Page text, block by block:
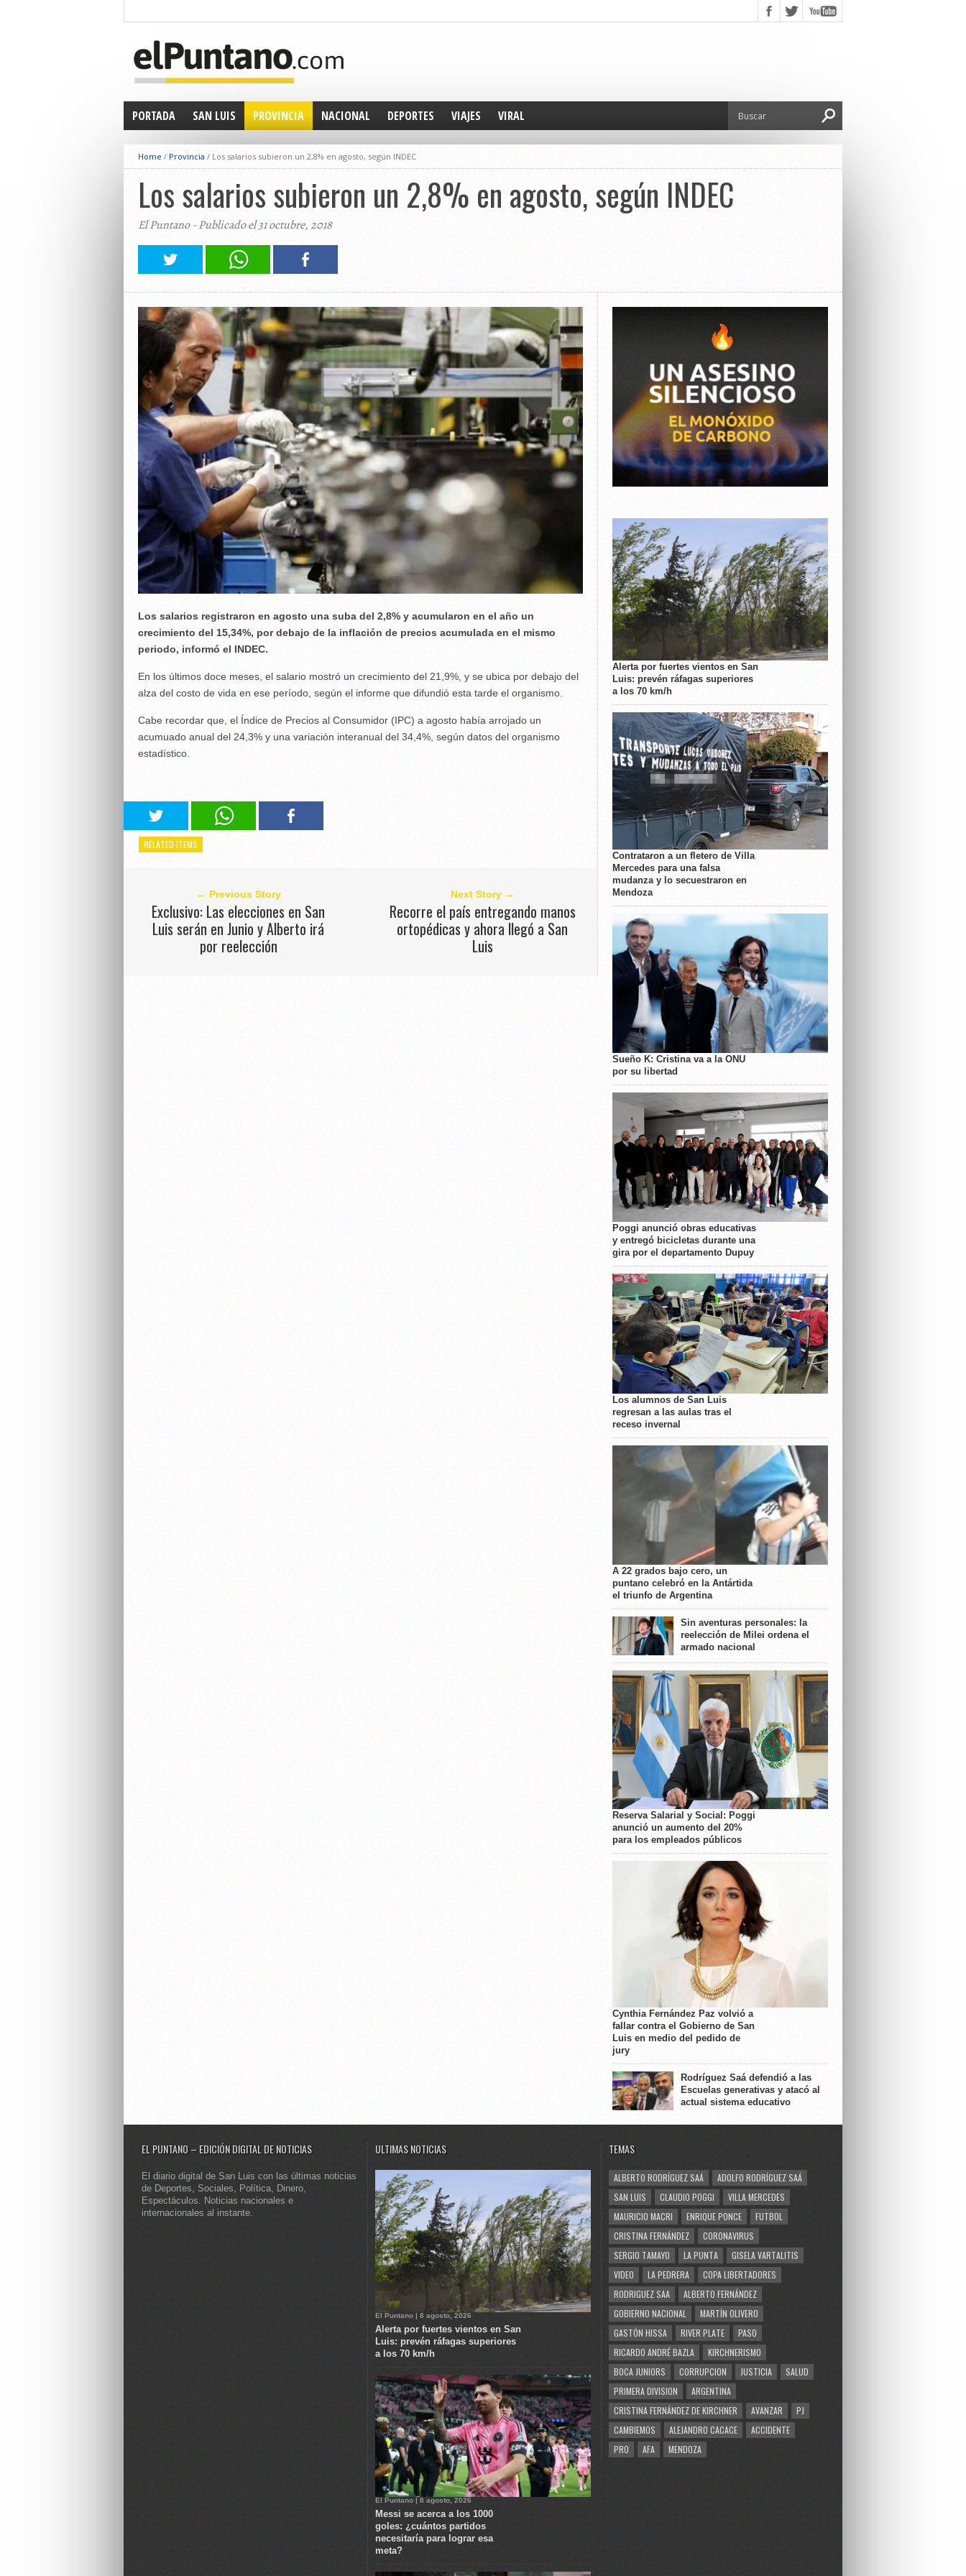
PORTADA SAN LUIS PROVINCIA NACIONAL DEPORTES VIAJES VIRAL
Home / Provincia / Los salarios subieron un 2,8% en agosto, según INDEC
Los salarios subieron un 2,8% en agosto, según INDEC
El Puntano - Publicado el 31 octubre, 2018
Los salarios registraron en agosto una suba del 2,8% y acumularon en el año un
crecimiento del 15,34%, por debajo de la inflación de precios acumulada en el mismo
periodo, informó el INDEC.
En los últimos doce meses, el salario mostró un crecimiento del 21,9%, y se ubica por debajo del
alza del costo de vida en ese período, según el informe que difundió esta tarde el organismo.
Cabe recordar que, el Índice de Precios al Consumidor (IPC) a agosto había arrojado un
acumuado anual del 24,3% y una variación interanual del 34,4%, según datos del organismo
estadístico.
RELATED ITEMS
← Previous Story
Exclusivo: Las elecciones en San
Luis serán en Junio y Alberto irá
por reelección
Next Story →
Recorre el país entregando manos
ortopédicas y ahora llegó a San
Luis
Alerta por fuertes vientos en San
Luis: prevén ráfagas superiores
a los 70 km/h
Contrataron a un fletero de Villa
Mercedes para una falsa
mudanza y lo secuestraron en
Mendoza
Sueño K: Cristina va a la ONU
por su libertad
Poggi anunció obras educativas
y entregó bicicletas durante una
gira por el departamento Dupuy
Los alumnos de San Luis
regresan a las aulas tras el
receso invernal
A 22 grados bajo cero, un
puntano celebró en la Antártida
el triunfo de Argentina
Sin aventuras personales: la
reelección de Milei ordena el
armado nacional
Reserva Salarial y Social: Poggi
anunció un aumento del 20%
para los empleados públicos
Cynthia Fernández Paz volvió a
fallar contra el Gobierno de San
Luis en medio del pedido de
jury
Rodríguez Saá defendió a las
Escuelas generativas y atacó al
actual sistema educativo
EL PUNTANO – EDICIÓN DIGITAL DE NOTICIAS
El diario digital de San Luis con las últimas noticias
de Deportes, Sociales, Política, Dinero,
Espectáculos. Noticias nacionales e
internacionales al instante.
ULTIMAS NOTICIAS
El Puntano | 8 agosto, 2026
Alerta por fuertes vientos en San
Luis: prevén ráfagas superiores
a los 70 km/h
El Puntano | 8 agosto, 2026
Messi se acerca a los 1000
goles: ¿cuántos partidos
necesitaría para lograr esa
meta?
TEMAS
ALBERTO RODRÍGUEZ SAÁ
ADOLFO RODRÍGUEZ SAÁ
SAN LUIS
CLAUDIO POGGI
VILLA MERCEDES
MAURICIO MACRI
ENRIQUE PONCE
FUTBOL
CRISTINA FERNÁNDEZ
CORONAVIRUS
SERGIO TAMAYO
LA PUNTA
GISELA VARTALITIS
VIDEO
LA PEDRERA
COPA LIBERTADORES
RODRIGUEZ SAA
ALBERTO FERNÁNDEZ
GOBIERNO NACIONAL
MARTÍN OLIVERO
GASTÓN HISSA
RIVER PLATE
PASO
RICARDO ANDRÉ BAZLA
KIRCHNERISMO
BOCA JUNIORS
CORRUPCION JUSTICIA
SALUD
PRIMERA DIVISION
ARGENTINA
CRISTINA FERNÁNDEZ DE KIRCHNER
AVANZAR
PJ
CAMBIEMOS
ALEJANDRO CACACE
ACCIDENTE
PRO
AFA MENDOZA